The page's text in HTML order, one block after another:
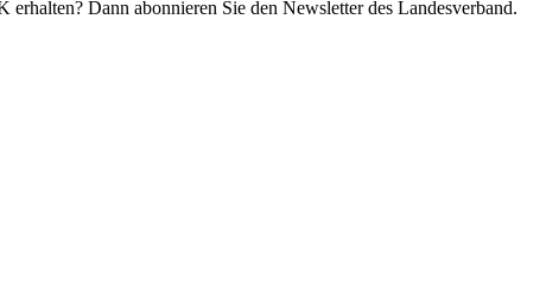
Dann abonnieren Sie den Newsletter des Landesverband.